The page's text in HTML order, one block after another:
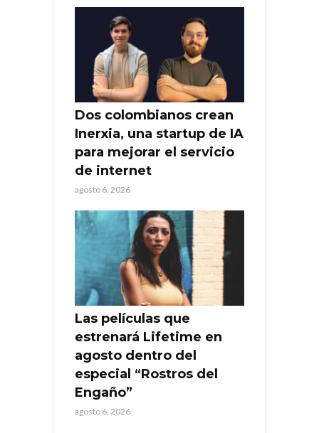
Dos colombianos crean
Inerxia, una startup de IA
para mejorar el servicio
de internet
agosto 6, 2026
Las películas que
estrenará Lifetime en
agosto dentro del
especial “Rostros del
Engaño”
agosto 6, 2026